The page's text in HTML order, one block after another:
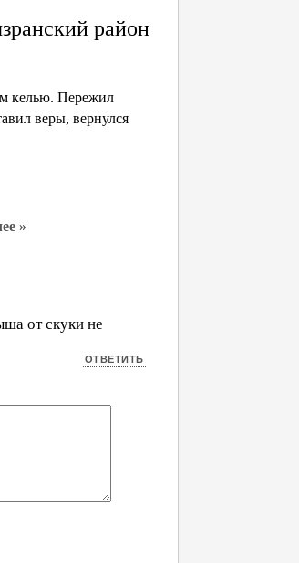
район
келью. Пережил
веры, вернулся
»
от скуки не